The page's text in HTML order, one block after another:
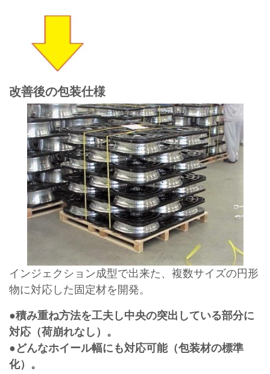
改善後の包装仕様
インジェクション成型で出来た、複数サイズの円形
物に対応した固定材を開発。
●積み重ね方法を工夫し中央の突出している部分に
対応（荷崩れなし）。
●どんなホイール幅にも対応可能（包装材の標準
化）。